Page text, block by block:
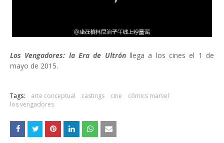
Los Vengadores: la Era de Ultrónllega a los cines el 1 de
mayo de 2015.
Tags: arte conceptual castings cine
cómics marvel
los vengadores